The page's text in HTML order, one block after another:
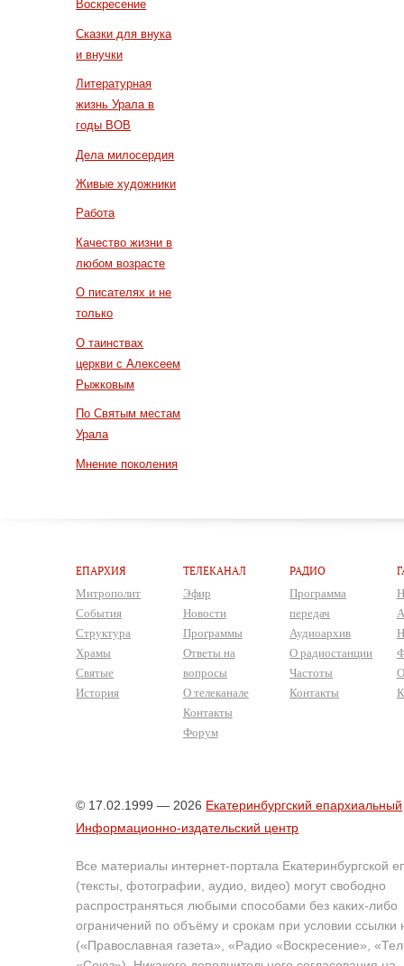
Воскресение
Сказки для внука
и внучки
Литературная
жизнь Урала в
годы ВОВ
Дела милосердия
Живые художники
Работа
Качество жизни в
любом возрасте
О писателях и не
только
О таинствах
церкви с Алексеем
Рыжковым
По Святым местам
Урала
Мнение поколения
ЕПАРХИЯ
Митрополит
События
Структура
Храмы
Святые
История
ТЕЛЕКАНАЛ
Эфир
Новости
Программы
Ответы на
вопросы
О телеканале
Контакты
Форум
РАДИО
Программа
передач
Аудиоархив
О радиостанции
Частоты
Контакты
© 17.02.1999 — 2026 Екатеринбургский епархиальный
Информационно-издательский центр
Все материалы интернет-портала Екатеринбургской
(тексты, фотографии, аудио, видео) могут свободно
распространяться любыми способами без каких-либо
ограничений по объёму и срокам при условии ссылки
(«Православная газета», «Радио «Воскресение»,